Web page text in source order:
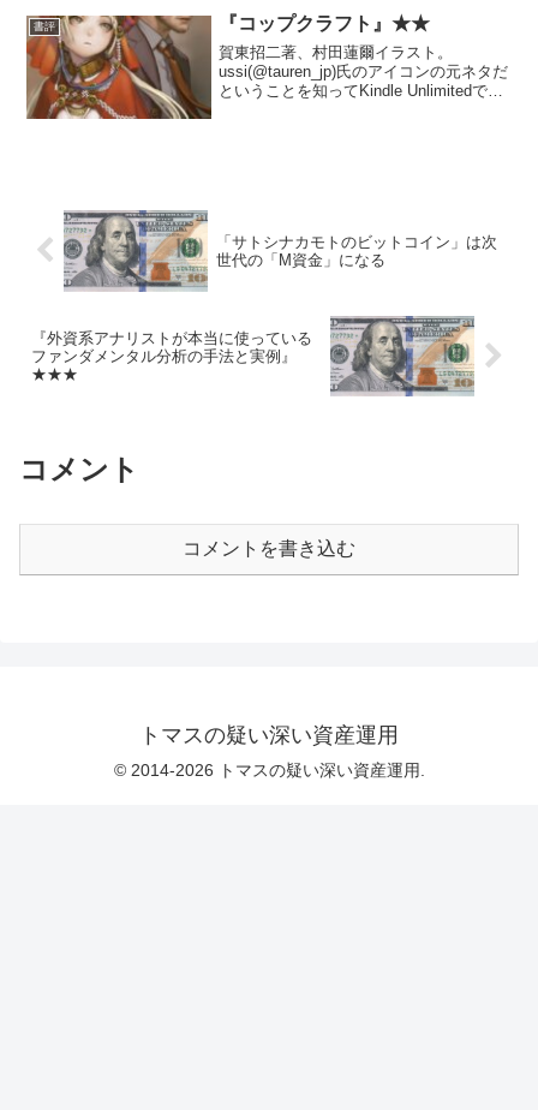
容。
書評 『コップクラフト』★★
賀東招二著、村田蓮爾イラスト。
ussi(@tauren_jp)氏のアイコンの元ネタだ
ということを知ってKindle Unlimitedで読
「サトシナカモトのビットコイン」は次
世代の「M資金」になる
『外資系アナリストが本当に使っている
ファンダメンタル分析の手法と実例』
★★★
コメント
コメントを書き込む
トマスの疑い深い資産運用
© 2014-2026 トマスの疑い深い資産運用.